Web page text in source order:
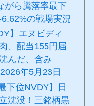
がら騰落率最下
の戦場実況
】エヌビディ
、配当155円届
んだ、含み
年5月23日
下位NVDY】日
沈没！三銘柄黒